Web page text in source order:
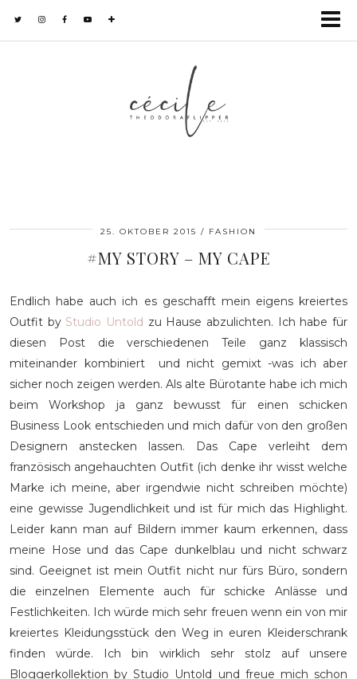
25. OKTOBER 2015 FASHION
#MY STORY – MY CAPE
Endlich habe auch ich es geschafft mein eigens kreiertes
Outfit by Studio Untold zu Hause abzulichten. Ich habe für
diesen Post die verschiedenen Teile ganz klassisch
miteinander kombiniert und nicht gemixt -was ich aber
sicher noch zeigen werden. Als alte Bürotante habe ich mich
beim Workshop ja ganz bewusst für einen schicken
Business Look entschieden und mich dafür von den großen
Designern anstecken lassen. Das Cape verleiht dem
französisch angehauchten Outfit (ich denke ihr wisst welche
Marke ich meine, aber irgendwie nicht schreiben möchte)
eine gewisse Jugendlichkeit und ist für mich das Highlight.
Leider kann man auf Bildern immer kaum erkennen, dass
meine Hose und das Cape dunkelblau und nicht schwarz
sind. Geeignet ist mein Outfit nicht nur fürs Büro, sondern
die einzelnen Elemente auch für schicke Anlässe und
Festlichkeiten. Ich würde mich sehr freuen wenn ein von mir
kreiertes Kleidungsstück den Weg in euren Kleiderschrank
finden würde. Ich bin wirklich sehr stolz auf unsere
Bloggerkollektion by Studio Untold und freue mich schon